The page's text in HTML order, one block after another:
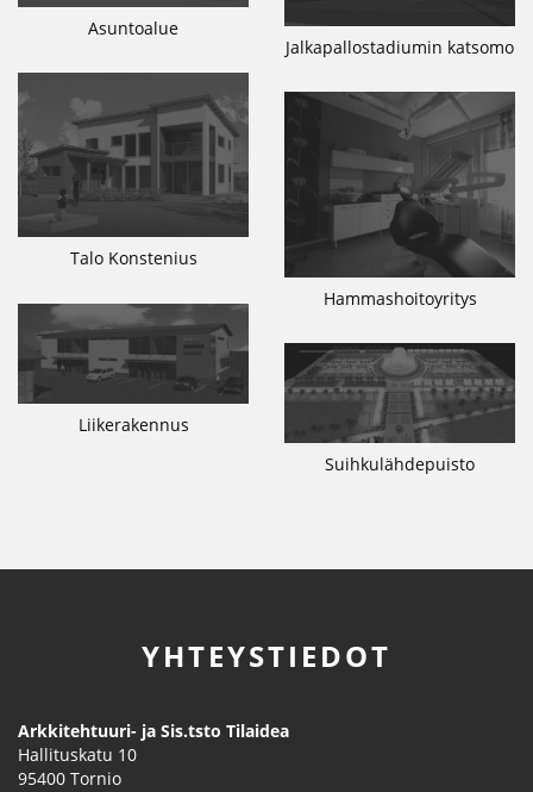
Asuntoalue
Jalkapallostadiumin katsomo
Talo Konstenius
Hammashoitoyritys
Liikerakennus
Suihkulähdepuisto
YHTEYSTIEDOT
Arkkitehtuuri- ja Sis.tsto Tilaidea
Hallituskatu 10
95400 Tornio